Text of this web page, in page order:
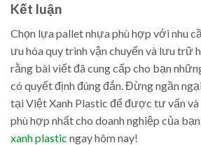
Kết luận
Chọn lựa pallet nhựa phù hợp với nhu
ưu hóa quy trình vận chuyển và lưu trữ
rằng bài viết đã cung cấp cho bạn
có quyết định đúng đắn. Đừng ngần
tại Việt Xanh Plastic để được tư vấn và
phù hợp nhất cho doanh nghiệp của
xanh plastic ngay hôm nay!